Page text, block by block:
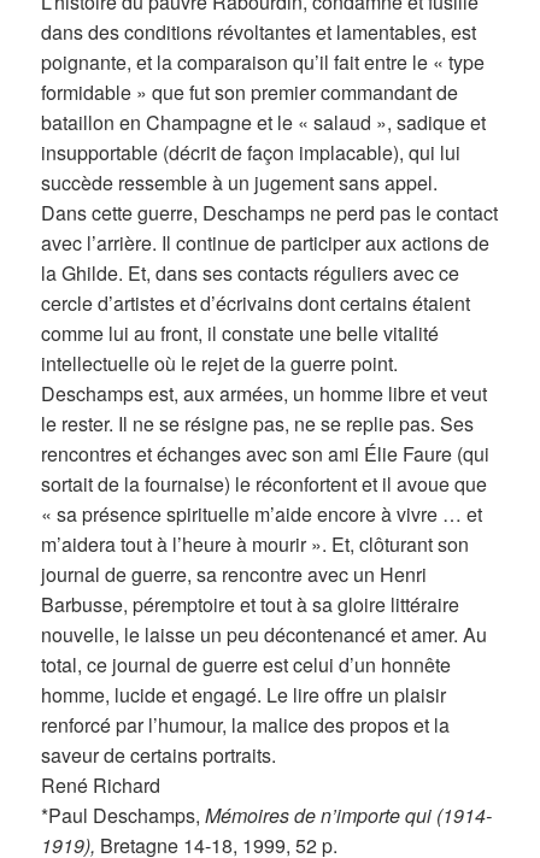
dans des conditions révoltantes et lamentables, est
poignante, et la comparaison qu’il fait entre le « type
formidable » que fut son premier commandant de
bataillon en Champagne et le « salaud », sadique et
insupportable (décrit de façon implacable), qui lui
succède ressemble à un jugement sans appel.
Dans cette guerre, Deschamps ne perd pas le contact
avec l’arrière. Il continue de participer aux actions de
la Ghilde. Et, dans ses contacts réguliers avec ce
cercle d’artistes et d’écrivains dont certains étaient
comme lui au front, il constate une belle vitalité
intellectuelle où le rejet de la guerre point.
Deschamps est, aux armées, un homme libre et veut
le rester. Il ne se résigne pas, ne se replie pas. Ses
rencontres et échanges avec son ami Élie Faure (qui
sortait de la fournaise) le réconfortent et il avoue que
« sa présence spirituelle m’aide encore à vivre … et
m’aidera tout à l’heure à mourir ». Et, clôturant son
journal de guerre, sa rencontre avec un Henri
Barbusse, péremptoire et tout à sa gloire littéraire
nouvelle, le laisse un peu décontenancé et amer. Au
total, ce journal de guerre est celui d’un honnête
homme, lucide et engagé. Le lire offre un plaisir
renforcé par l’humour, la malice des propos et la
saveur de certains portraits.
René Richard
*Paul Deschamps,Mémoires de n’importe qui (1914-
1919), Bretagne 14-18, 1999, 52 p.